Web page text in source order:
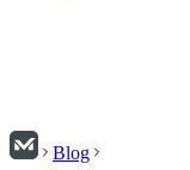
Blog